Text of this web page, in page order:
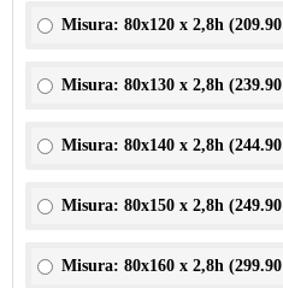
Misura: 80x120 x 2,8h (
Misura: 80x130 x 2,8h (
Misura: 80x140 x 2,8h (
Misura: 80x150 x 2,8h (
Misura: 80x160 x 2,8h (